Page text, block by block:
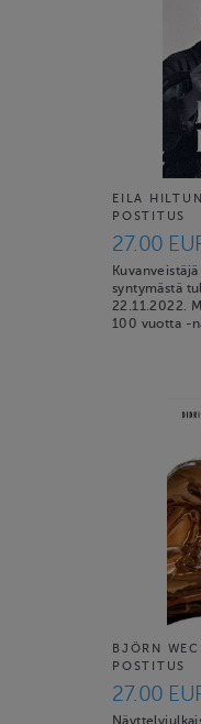
EILA
POSTITUS
27.00
syntymästä
22.11.2022.
100 vuotta -
BJÖRN
POSTITUS
27.00